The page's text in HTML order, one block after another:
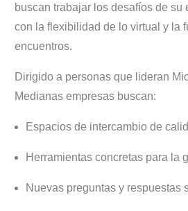
buscan trabajar los desafíos de su
con la flexibilidad de lo virtual y la
encuentros.
Dirigido a personas que lideran
Medianas empresas buscan:
Espacios de intercambio de
Herramientas concretas para la
Nuevas preguntas y respuestas